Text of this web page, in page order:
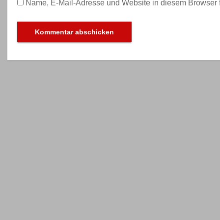
Name, E-Mail-Adresse und Website in diesem